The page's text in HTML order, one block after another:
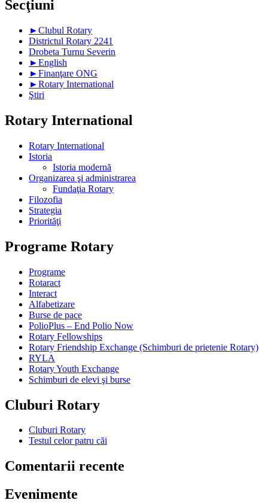
Secţiuni
►Clubul Rotary
Districtul Rotary 2241
Drobeta Turnu Severin
►English
►Finanţare ONG
►Rotary International
Ştiri
Rotary International
Rotary International
Istoria
Istoria modernă
Organizarea şi administrarea
Fundaţia Rotary
Filozofia
Strategia
Priorităţi
Programe Rotary
Programe
Rotaract
Interact
Alfabetizare
Burse de pace
PolioPlus – End Polio Now
Rotary Fellowships
Rotary Friendship Exchange (Schimburi de prietenie Rotary)
RYLA
Rotary Youth Exchange
Schimburi de elevi şi burse
Cluburi Rotary
Cluburi Rotary
Testul celor patru căi
Comentarii recente
Evenimente